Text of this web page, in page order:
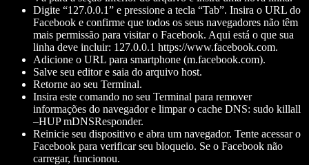
Digite “127.0.0.1” e pressione a tecla “Tab”. Insira o URL do
Facebook e confirme que todos os seus navegadores não têm
mais permissão para visitar o Facebook. Aqui está o que sua
linha deve incluir: 127.0.0.1 https://www.facebook.com.
Adicione o URL para smartphone (m.facebook.com).
Salve seu editor e saia do arquivo host.
Retorne ao seu Terminal.
Insira este comando no seu Terminal para remover
informações do navegador e limpar o cache DNS: sudo killall
–HUP mDNSResponder.
Reinicie seu dispositivo e abra um navegador. Tente acessar o
Facebook para verificar seu bloqueio. Se o Facebook não
carregar, funcionou.